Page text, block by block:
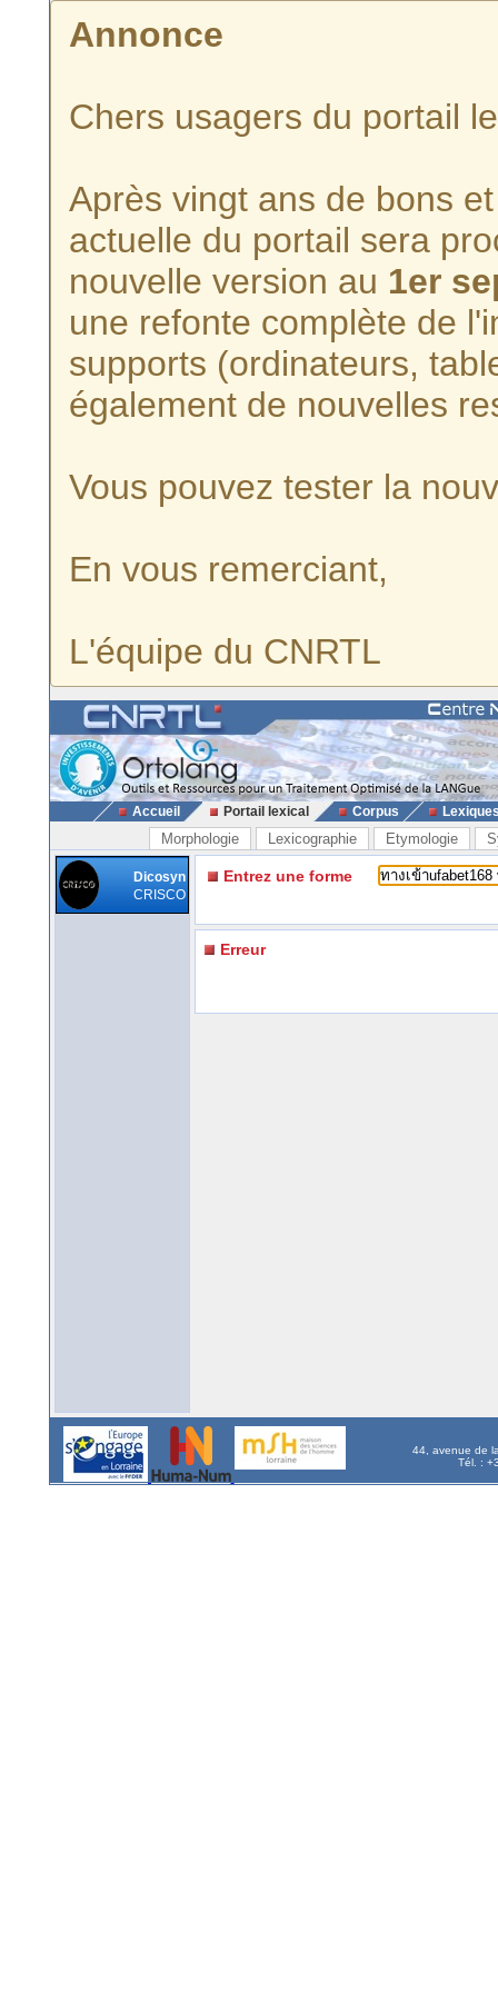
Annonce
Chers usagers du portail
Après vingt ans de bons
actuelle du portail sera
nouvelle version au 1er
une refonte complète de
supports (ordinateurs,
également de nouvelles
Vous pouvez tester la
En vous remerciant,
L'équipe du CNRTL
Accueil Portail lexical Corpus
Morphologie Lexicographie Etymologie
Dicosyn
CRISCO
Entrez une forme
Erreur
44, avenue de
Tél. :